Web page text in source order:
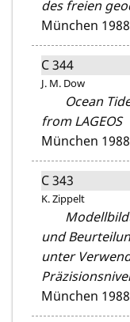
des freien
München
C 344
J. M. Dow
Ocean
from LAGEOS
München
C 343
K. Zippelt
und
unter
München